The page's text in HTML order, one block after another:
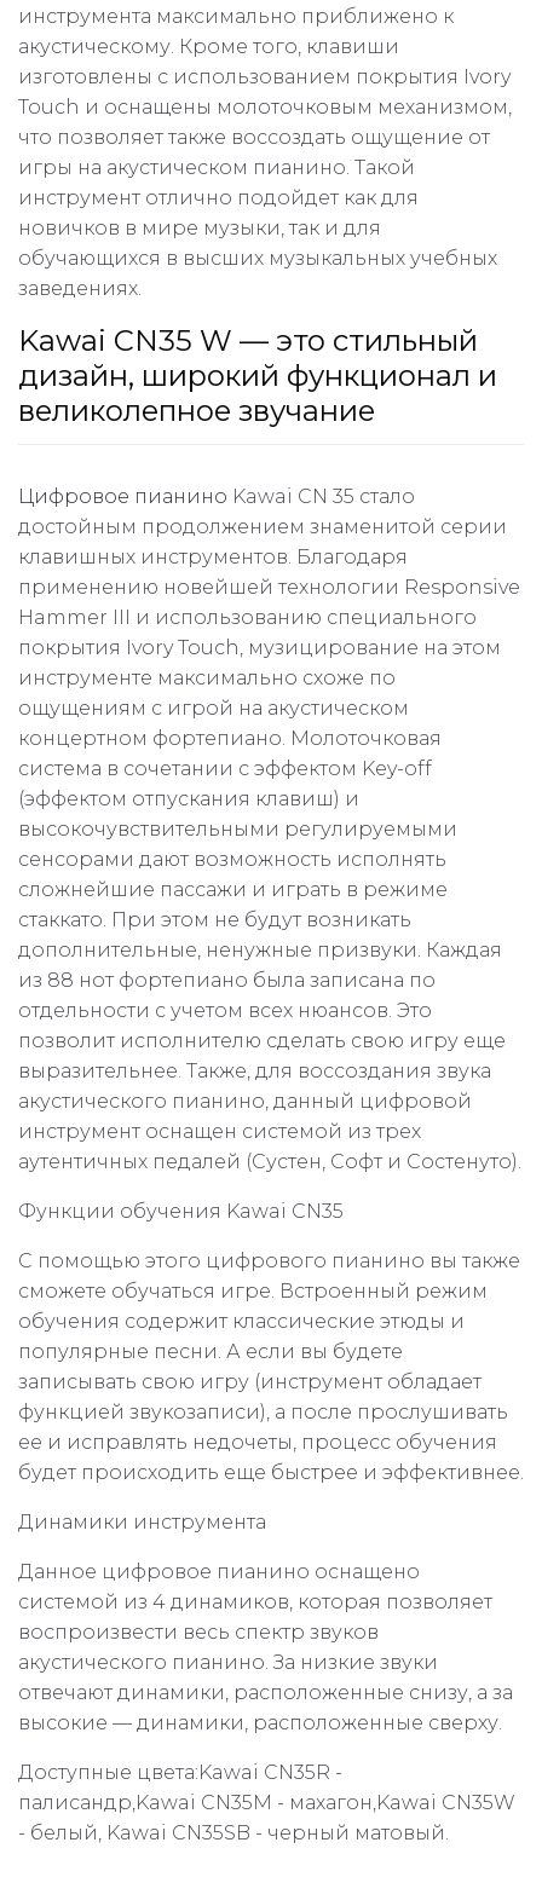
инструмента максимально приближено к
акустическому. Кроме того, клавиши
изготовлены с использованием покрытия Ivory
Touch и оснащены молоточковым механизмом,
что позволяет также воссоздать ощущение от
игры на акустическом пианино. Такой
инструмент отлично подойдет как для
новичков в мире музыки, так и для
обучающихся в высших музыкальных учебных
заведениях.
Kawai CN35 W — это стильный
дизайн, широкий функционал и
великолепное звучание
Цифровое пианино Kawai CN 35 стало
достойным продолжением знаменитой серии
клавишных инструментов. Благодаря
применению новейшей технологии Responsive
Hammer III и использованию специального
покрытия Ivory Touch, музицирование на этом
инструменте максимально схоже по
ощущениям с игрой на акустическом
концертном фортепиано. Молоточковая
система в сочетании с эффектом Key-off
(эффектом отпускания клавиш) и
высокочувствительными регулируемыми
сенсорами дают возможность исполнять
сложнейшие пассажи и играть в режиме
стаккато. При этом не будут возникать
дополнительные, ненужные призвуки. Каждая
из 88 нот фортепиано была записана по
отдельности с учетом всех нюансов. Это
позволит исполнителю сделать свою игру еще
выразительнее. Также, для воссоздания звука
акустического пианино, данный цифровой
инструмент оснащен системой из трех
аутентичных педалей (Сустен, Софт и Состенуто).
Функции обучения Kawai CN35
С помощью этого цифрового пианино вы также
сможете обучаться игре. Встроенный режим
обучения содержит классические этюды и
популярные песни. А если вы будете
записывать свою игру (инструмент обладает
функцией звукозаписи), а после прослушивать
ее и исправлять недочеты, процесс обучения
будет происходить еще быстрее и эффективнее.
Динамики инструмента
Данное цифровое пианино оснащено
системой из 4 динамиков, которая позволяет
воспроизвести весь спектр звуков
акустического пианино. За низкие звуки
отвечают динамики, расположенные снизу, а за
высокие — динамики, расположенные сверху.
Доступные цвета:Kawai CN35R -
палисандр,Kawai CN35M - махагон,Kawai CN35W
- белый, Kawai CN35SB - черный матовый.